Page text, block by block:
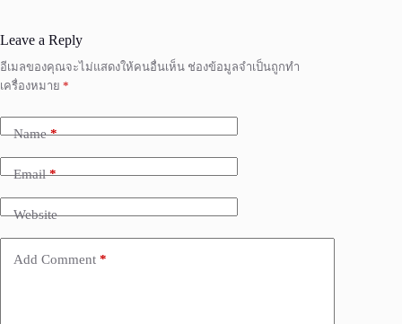
Leave a Reply
อีเมลของคุณจะไม่แสดงให้คนอื่นเห็น ช่องข้อมูลจำเป็นถูกทำ
เครื่องหมาย *
Name*
Email*
Website
Add Comment *